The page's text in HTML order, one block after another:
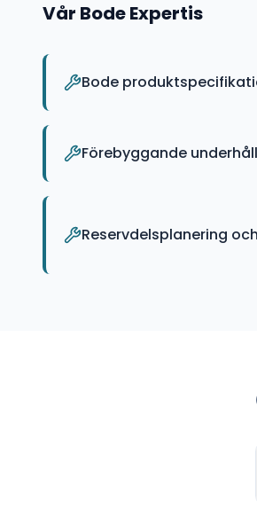
Vår BodeExpertis
Bode
Förebyggande
Reservdelsplanering